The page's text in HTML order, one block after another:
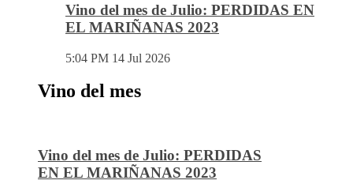
Vino del mes de Julio: PERDIDAS EN
EL MARIÑANAS 2023
5:04 PM 14 Jul 2026
Vino del mes
Vino del mes de Julio: PERDIDAS
EN EL MARIÑANAS 2023